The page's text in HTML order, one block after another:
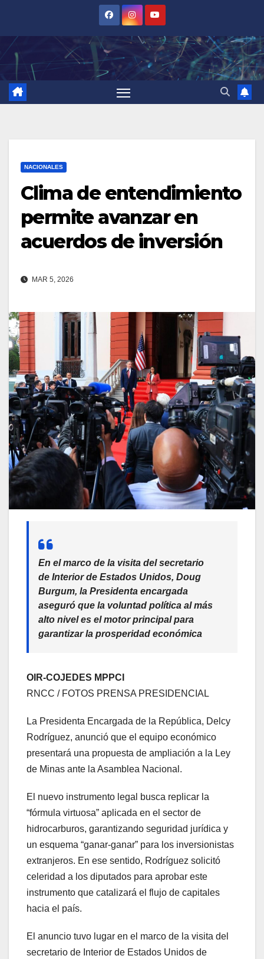
contenido
NACIONALES
Clima de entendimiento
permite avanzar en
acuerdos de inversión
MAR 5, 2026
En el marco de la visita del secretario
de Interior de Estados Unidos, Doug
Burgum, la Presidenta encargada
aseguró que la voluntad política al más
alto nivel es el motor principal para
garantizar la prosperidad económica
OIR-COJEDES MPPCI
RNCC / FOTOS PRENSA PRESIDENCIAL
La Presidenta Encargada de la República, Delcy
Rodríguez, anunció que el equipo económico
presentará una propuesta de ampliación a la Ley
de Minas ante la Asamblea Nacional.
El nuevo instrumento legal busca replicar la
“fórmula virtuosa” aplicada en el sector de
hidrocarburos, garantizando seguridad jurídica y
un esquema “ganar-ganar” para los inversionistas
extranjeros. En ese sentido, Rodríguez solicitó
celeridad a los diputados para aprobar este
instrumento que catalizará el flujo de capitales
hacia el país.
El anuncio tuvo lugar en el marco de la visita del
secretario de Interior de Estados Unidos de